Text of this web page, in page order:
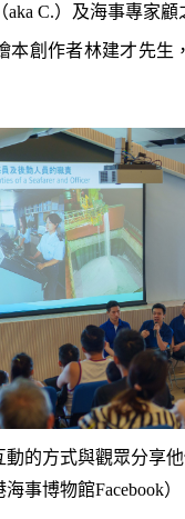
aka C.）及海事專家顧
本創作者林建才先生
的方式與觀眾分享
海事博物館Facebook）